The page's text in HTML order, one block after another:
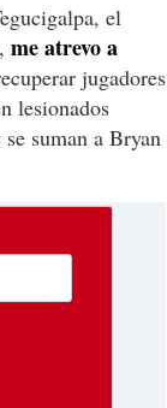
el
me atrevo a
jugadores
lesionados
suman a Bryan